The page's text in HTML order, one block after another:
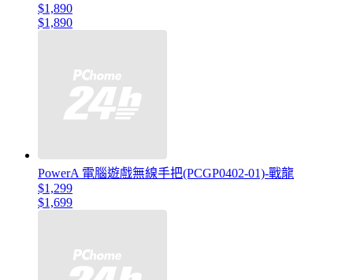
$1,890
$1,890
PowerA 電腦遊戲無線手把(PCGP0402-01)-戰龍
$1,299
$1,699